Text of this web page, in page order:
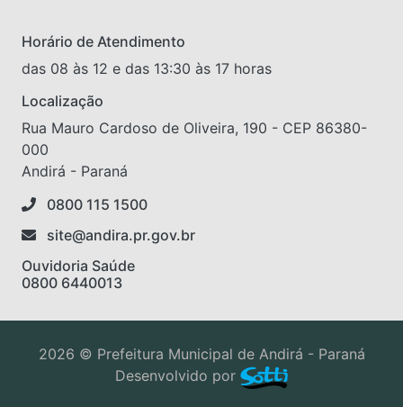
Horário de Atendimento
das 08 às 12 e das 13:30 às 17 horas
Localização
Rua Mauro Cardoso de Oliveira, 190 - CEP 86380-
000
Andirá - Paraná
0800 115 1500
site@andira.pr.gov.br
Ouvidoria Saúde
0800 6440013
2026 © Prefeitura Municipal de Andirá - Paraná
Desenvolvido por